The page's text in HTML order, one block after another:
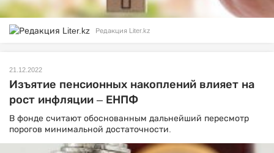
Редакция Liter.kz
21.12.2022
Изъятие пенсионных накоплений влияет на
рост инфляции – ЕНПФ
В фонде считают обоснованным дальнейший пересмотр
порогов минимальной достаточности.